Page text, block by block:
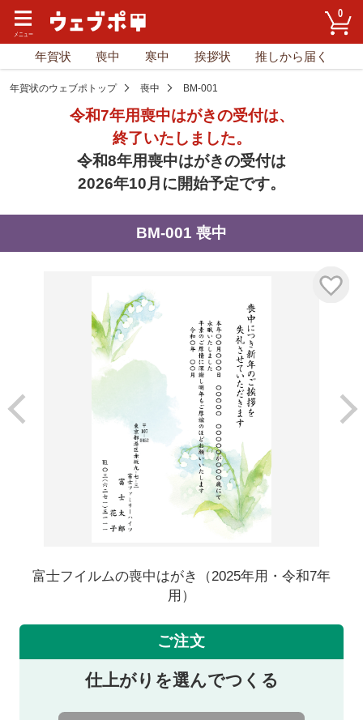
0
年賀状 喪中 寒中 挨拶状 推しから届く
年賀状のウェブポトップ 喪中 BM-001
令和7年用喪中はがきの受付は、
終了いたしました。
令和8年用喪中はがきの受付は
2026年10月に開始予定です。
BM-001 喪中
富士フイルムの喪中はがき（2025年用・令和7年
用）
ご注文
仕上がりを選んでつくる